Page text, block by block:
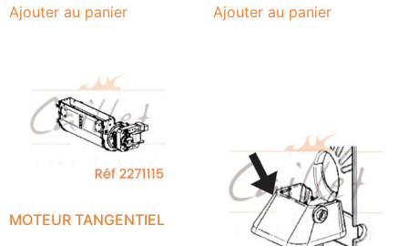
Ajouter au panier Ajouter au panier
MOTEUR TANGENTIEL